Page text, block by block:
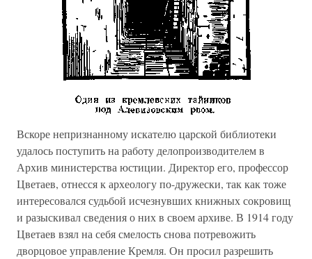
Вскоре непризнанному искателю царской библиотеки
удалось поступить на работу делопроизводителем в
Архив министерства юстиции. Директор его, профессор
Цветаев, отнесся к археологу по-дружески, так как тоже
интересовался судьбой исчезнувших книжных сокровищ
и разыскивал сведения о них в своем архиве. В 1914 году
Цветаев взял на себя смелость снова потревожить
дворцовое управление Кремля. Он просил разрешить